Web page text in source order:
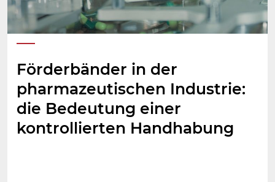
Förderbänder in der
pharmazeutischen Industrie:
die Bedeutung einer
kontrollierten Handhabung